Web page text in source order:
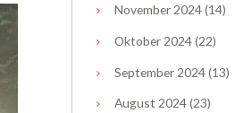
November 2024(14)
Oktober 2024(22)
September 2024(13)
August 2024(23)